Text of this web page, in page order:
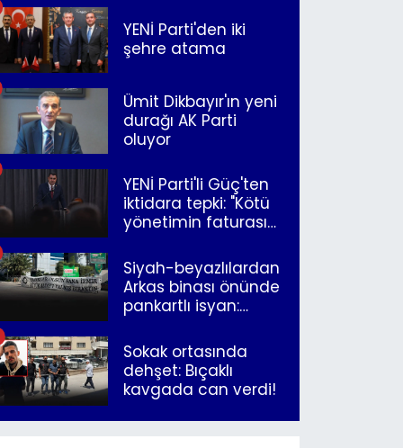
YENİ Parti'den iki
şehre atama
Ümit Dikbayır'ın yeni
durağı AK Parti
oluyor
YENİ Parti'li Güç'ten
iktidara tepki: "Kötü
yönetimin faturasını
Siyah-beyazlılardan
Arkas binası önünde
pankartlı isyan:
İzmir"
Sokak ortasında
dehşet: Bıçaklı
kavgada can verdi!